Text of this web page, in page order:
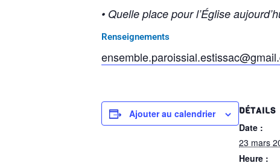
• Quelle place pour l’Église
Renseignements
Ajouter au calendrier DÉTAILS
Date :
23 mars
Heure :